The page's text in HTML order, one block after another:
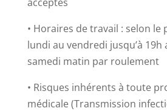
• Horaires de travail : selon le
lundi au vendredi jusqu’à
samedi matin par roulement
• Risques inhérents à toute
médicale (Transmission